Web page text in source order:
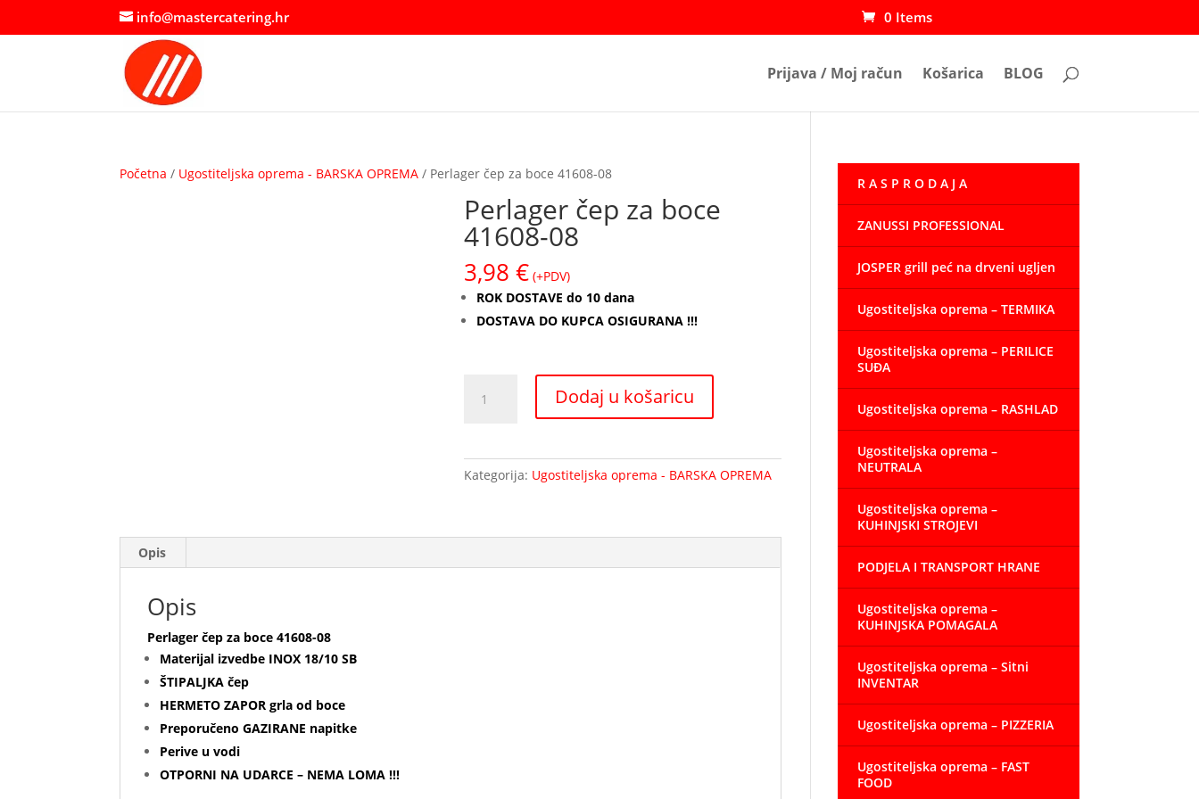
info@mastercatering.hr 0 Items
Prijava / Moj račun Košarica BLOG
Početna / Ugostiteljska oprema - BARSKA OPREMA / Perlager čep za boce 41608-08
Perlager čep za boce
41608-08
3,98€ (+PDV)
ROK DOSTAVE do 10 dana
DOSTAVA DO KUPCA OSIGURANA !!!
čep
Dodaj u košaricu
Kategorija: Ugostiteljska oprema - BARSKA OPREMA
Opis
Opis
Perlager čep za boce 41608-08
Materijal izvedbe INOX 18/10 SB
ŠTIPALJKA čep
HERMETO ZAPOR grla od boce
Preporučeno GAZIRANE napitke
Perive u vodi
OTPORNI NA UDARCE – NEMA LOMA !!!
R A S P R O D A J A
ZANUSSI PROFESSIONAL
JOSPER grill peć na drveni ugljen
Ugostiteljska oprema – TERMIKA
Ugostiteljska oprema – PERILICE
SUĐA
Ugostiteljska oprema – RASHLAD
Ugostiteljska oprema –
NEUTRALA
Ugostiteljska oprema –
KUHINJSKI STROJEVI
PODJELA I TRANSPORT HRANE
Ugostiteljska oprema –
KUHINJSKA POMAGALA
Ugostiteljska oprema – Sitni
INVENTAR
Ugostiteljska oprema – PIZZERIA
Ugostiteljska oprema – FAST
FOOD